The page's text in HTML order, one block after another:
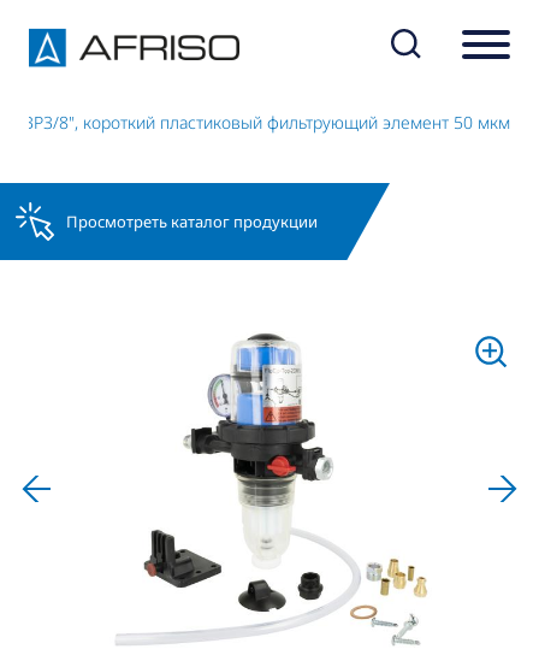
ВР3/8", короткий пластиковый фильтрующий элемент 50 мкм
Просмотреть каталог продукции